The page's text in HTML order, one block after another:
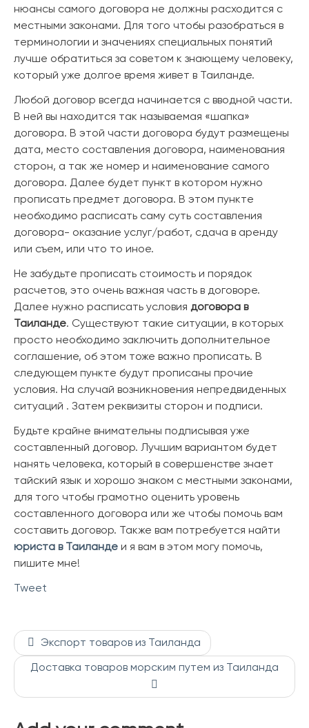
нюансы самого договора не должны расходится с
местными законами. Для того чтобы разобраться в
терминологии и значениях специальных понятий
лучше обратиться за советом к знающему человеку,
который уже долгое время живет в Таиланде.
Любой договор всегда начинается с вводной части.
В ней вы находится так называемая «шапка»
договора. В этой части договора будут размещены
дата, место составления договора, наименования
сторон, а так же номер и наименование самого
договора. Далее будет пункт в котором нужно
прописать предмет договора. В этом пункте
необходимо расписать саму суть составления
договора- оказание услуг/работ, сдача в аренду
или съем, или что то иное.
Не забудьте прописать стоимость и порядок
расчетов, это очень важная часть в договоре.
Далее нужно расписать условия договора в
Таиланде. Существуют такие ситуации, в которых
просто необходимо заключить дополнительное
соглашение, об этом тоже важно прописать. В
следующем пункте будут прописаны прочие
условия. На случай возникновения непредвиденных
ситуаций . Затем реквизиты сторон и подписи.
Будьте крайне внимательны подписывая уже
составленный договор. Лучшим вариантом будет
нанять человека, который в совершенстве знает
тайский язык и хорошо знаком с местными законами,
для того чтобы грамотно оценить уровень
составленного договора или же чтобы помочь вам
составить договор. Также вам потребуется найти
юриста в Таиланде и я вам в этом могу помочь,
пишите мне!
Tweet
Экспорт товаров из Таиланда
Доставка товаров морским путем из Таиланда